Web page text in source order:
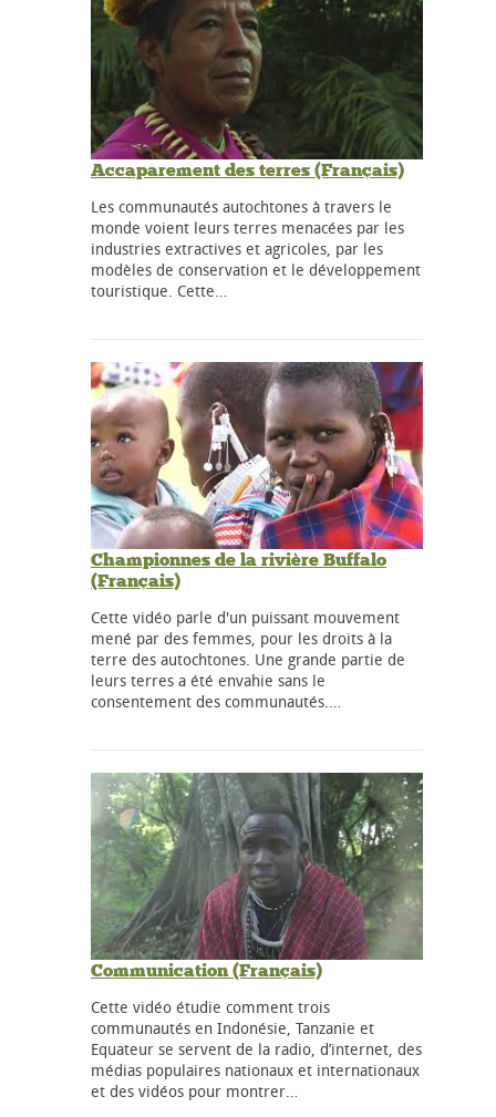
Accaparement des terres (Français)
Les communautés autochtones à travers le
monde voient leurs terres menacées par les
industries extractives et agricoles, par les
modèles de conservation et le développement
touristique. Cette…
Championnes de la rivière Buffalo
(Français)
Cette vidéo parle d'un puissant mouvement
mené par des femmes, pour les droits à la
terre des autochtones. Une grande partie de
leurs terres a été envahie sans le
consentement des communautés.…
Communication (Français)
Cette vidéo étudie comment trois
communautés en Indonésie, Tanzanie et
Equateur se servent de la radio, d’internet, des
médias populaires nationaux et internationaux
et des vidéos pour montrer…